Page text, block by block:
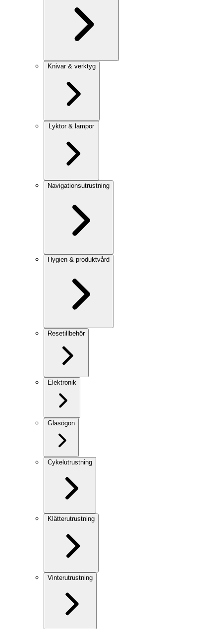
Knivar & verktyg
Lyktor & lampor
Navigationsutrustning
Hygien & produktvård
Resetillbehör
Elektronik
Glasögon
Cykelutrustning
Klätterutrustning
Vinterutrustning